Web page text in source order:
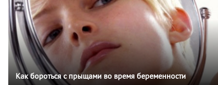
Как бороться с прыщами во время беременности